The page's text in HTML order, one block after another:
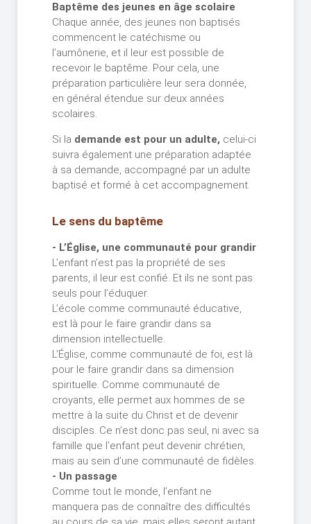
Baptême des jeunes en âge scolaire
Chaque année, des jeunes non baptisés
commencent le catéchisme ou
l’aumônerie, et il leur est possible de
recevoir le baptême. Pour cela, une
préparation particulière leur sera donnée,
en général étendue sur deux années
scolaires.
Si la demande est pour un adulte, celui-ci
suivra également une préparation adaptée
à sa demande, accompagné par un adulte
baptisé et formé à cet accompagnement.
Le sens du baptême
- L’Église, une communauté pour grandir
L’enfant n’est pas la propriété de ses
parents, il leur est confié. Et ils ne sont pas
seuls pour l’éduquer.
L’école comme communauté éducative,
est là pour le faire grandir dans sa
dimension intellectuelle.
L’Église, comme communauté de foi, est là
pour le faire grandir dans sa dimension
spirituelle. Comme communauté de
croyants, elle permet aux hommes de se
mettre à la suite du Christ et de devenir
disciples. Ce n’est donc pas seul, ni avec sa
famille que l’enfant peut devenir chrétien,
mais au sein d’une communauté de fidèles.
- Un passage
Comme tout le monde, l’enfant ne
manquera pas de connaître des difficultés